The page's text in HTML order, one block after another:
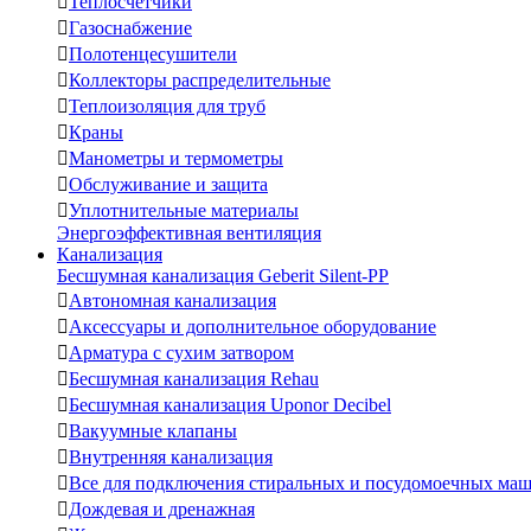
Газоснабжение
Полотенцесушители
Коллекторы распределительные
Теплоизоляция для труб
Краны
Манометры и термометры
Обслуживание и защита
Уплотнительные материалы
Энергоэффективная вентиляция
Канализация
Бесшумная канализация Geberit Silent-PP
Автономная канализация
Аксессуары и дополнительное оборудование
Арматура с сухим затвором
Бесшумная канализация Rehau
Бесшумная канализация Uponor Decibel
Вакуумные клапаны
Внутренняя канализация
Все для подключения стиральных и посудомоечных
Дождевая и дренажная